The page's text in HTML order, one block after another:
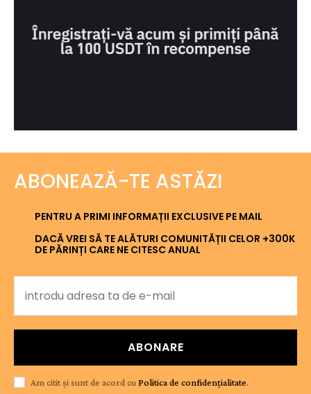
ABONEAZĂ-TE ASTĂZI
PENTRU A PRIMI INFORMAȚII EXCLUSIVE PE MAIL
DACĂ VREI SĂ TE ALĂTURI COMUNITĂȚII CELOR +300K
DE PĂRINȚI CARE NE CITESC ANUAL
ABONARE
Am citit și sunt de acord cu Politica de confidențialitate.